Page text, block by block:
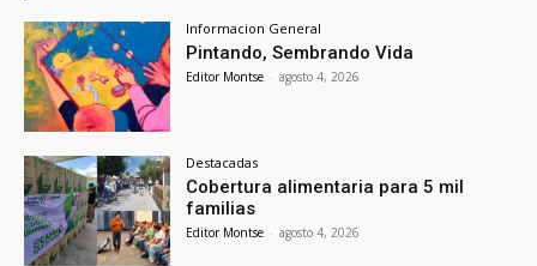
Informacion General
Pintando, Sembrando Vida
Editor Montse - agosto 4, 2026
Destacadas
Cobertura alimentaria para 5 mil
familias
Editor Montse - agosto 4, 2026